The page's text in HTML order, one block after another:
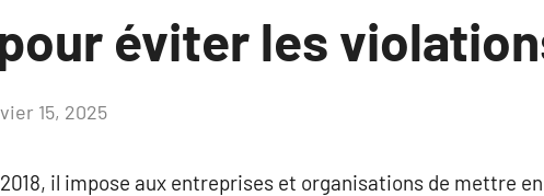
éviter les
15, 2025
il impose aux entreprises et organisations de mettre